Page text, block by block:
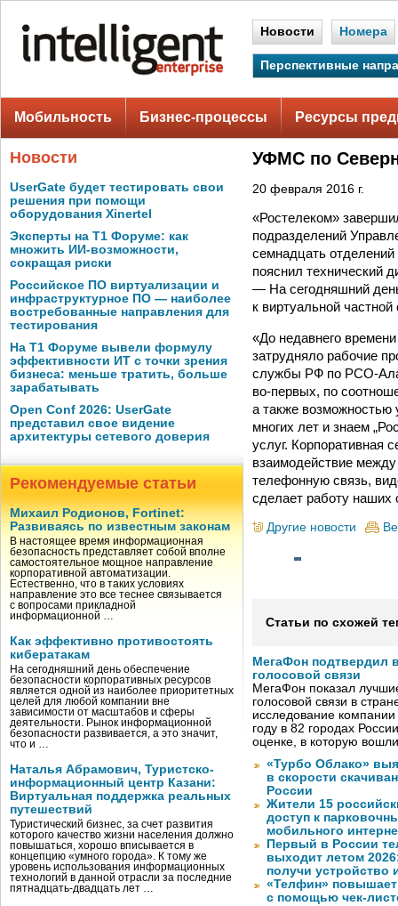
Новости Номера
Перспективные
Мобильность Бизнес-процессы Ресурсы
Новости
UserGate будет тестировать свои
решения при помощи
оборудования Xinertel
Эксперты на Т1 Форуме: как
множить ИИ-возможности,
сокращая риски
Российское ПО виртуализации и
инфраструктурное ПО — наиболее
востребованные направления для
тестирования
На Т1 Форуме вывели формулу
эффективности ИТ с точки зрения
бизнеса: меньше тратить, больше
зарабатывать
Open Conf 2026: UserGate
представил свое видение
архитектуры сетевого доверия
Рекомендуемые статьи
Михаил Родионов, Fortinet:
Развиваясь по известным законам
В настоящее время информационная
безопасность представляет собой вполне
самостоятельное мощное направление
корпоративной автоматизации.
Естественно, что в таких условиях
направление это все теснее связывается
с вопросами прикладной
информационной …
Как эффективно противостоять
кибератакам
На сегодняшний день обеспечение
безопасности корпоративных ресурсов
является одной из наиболее приоритетных
целей для любой компании вне
зависимости от масштабов и сферы
деятельности. Рынок информационной
безопасности развивается, а это значит,
что и …
Наталья Абрамович, Туристско-
информационный центр Казани:
Виртуальная поддержка реальных
путешествий
Туристический бизнес, за счет развития
которого качество жизни населения должно
повышаться, хорошо вписывается в
концепцию «умного города». К тому же
уровень использования информационных
технологий в данной отрасли за последние
пятнадцать-двадцать лет …
УФМС по
20 февраля 2016 г.
«Ростелеком»
подразделений
семнадцать
пояснил технический
— На сегодняшний
к виртуальной
«До недавнего
затрудняло рабочие
службы РФ по РСО-
во-первых, по
а также
многих лет и знаем
услуг. Корпоративная
взаимодействие
телефонную связь,
сделает работу
Другие новости
Статьи по схожей
МегаФон подтвердил
голосовой связи
МегаФон показал
голосовой связи в
исследование
году в 82 городах
оценке, в которую
«Турбо Облако»
в скорости
России
Жители 15
доступ к
мобильного
Первый в России
выходит летом
получи устройство
«Телфин» повышает
с помощью чек-